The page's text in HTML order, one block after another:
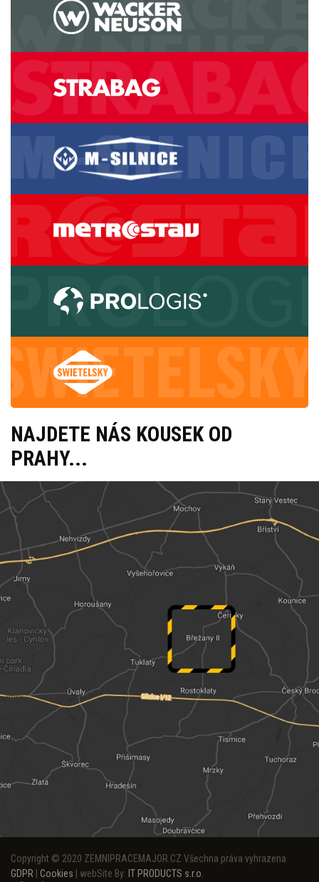
NAJDETE NÁS KOUSEK OD
PRAHY...
Copyright © 2020 ZEMNIPRACEMAJOR.CZ Všechna práva vyhrazena
GDPR
Cookies | webSite By: IT PRODUCTS s.r.o.